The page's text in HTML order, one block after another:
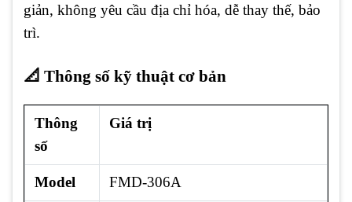
giản, không yêu cầu địa chỉ hóa, dễ thay thế, bảo
trì.
📐 Thông số kỹ thuật cơ bản
Thông
số
Giá trị
Model FMD-306A